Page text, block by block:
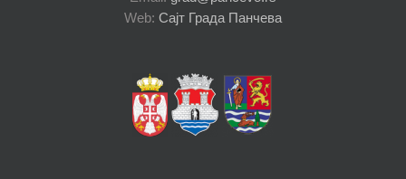
Web: Сајт Града Панчева